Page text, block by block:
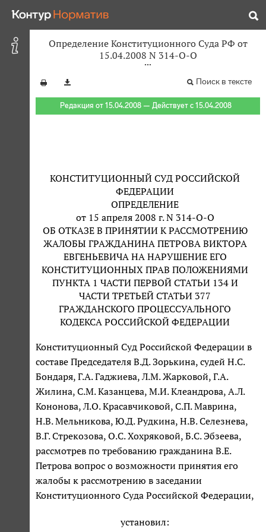
Определение Конституционного Суда РФ от
15.04.2008 N 314-О-О
Поиск в тексте
Редакция от 15.04.2008 — Действует с 15.04.2008
КОНСТИТУЦИОННЫЙ СУД РОССИЙСКОЙ
ФЕДЕРАЦИИ
ОПРЕДЕЛЕНИЕ
от 15 апреля 2008 г. N 314-О-О
ОБ ОТКАЗЕ В ПРИНЯТИИ К РАССМОТРЕНИЮ
ЖАЛОБЫ ГРАЖДАНИНА ПЕТРОВА ВИКТОРА
ЕВГЕНЬЕВИЧА НА НАРУШЕНИЕ ЕГО
КОНСТИТУЦИОННЫХ ПРАВ ПОЛОЖЕНИЯМИ
ПУНКТА 1 ЧАСТИ ПЕРВОЙ СТАТЬИ 134 И
ЧАСТИ ТРЕТЬЕЙ СТАТЬИ 377
ГРАЖДАНСКОГО ПРОЦЕССУАЛЬНОГО
КОДЕКСА РОССИЙСКОЙ ФЕДЕРАЦИИ
Конституционный Суд Российской Федерации в
составе Председателя В.Д. Зорькина, судей Н.С.
Бондаря, Г.А. Гаджиева, Л.М. Жарковой, Г.А.
Жилина, С.М. Казанцева, М.И. Клеандрова, А.Л.
Кононова, Л.О. Красавчиковой, С.П. Маврина,
Н.В. Мельникова, Ю.Д. Рудкина, Н.В. Селезнева,
В.Г. Стрекозова, О.С. Хохряковой, Б.С. Эбзеева,
рассмотрев по требованию гражданина В.Е.
Петрова вопрос о возможности принятия его
жалобы к рассмотрению в заседании
Конституционного Суда Российской Федерации,
установил: